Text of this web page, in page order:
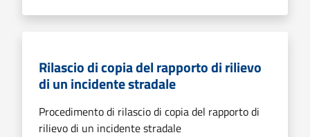
Rilascio di copia del rapporto di rilievo
di un incidente stradale
Procedimento di rilascio di copia del rapporto di
rilievo di un incidente stradale